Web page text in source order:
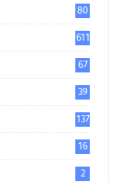
80
611
67
39
137
16
2